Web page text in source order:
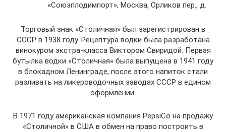
«Союзплодимпорт», Москва, Орликов пер., д.
Торговый знак «Столичная» был зарегистрирован в
СССР в 1938 году. Рецептура водки была разработана
винокуром экстра-класса Виктором Свиридой. Первая
бутылка водки «Столичная» была выпущена в 1941 году
в блокадном Ленинграде, после этого напиток стали
разливать на ликероводочных заводах СССР в едином
оформлении.
В 1971 году американская компания PepsiCo на продажу
«Столичной» в США в обмен на право построить в